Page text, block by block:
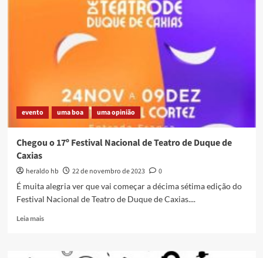
LANCHONETE
evento uma boa uma opinião
Chegou o 17º Festival Nacional de Teatro de Duque de
Caxias
heraldo hb 22 de novembro de 2023
0
É muita alegria ver que vai começar a décima sétima edição do
Festival Nacional de Teatro de Duque de Caxias....
Leia maisRead
Chegou